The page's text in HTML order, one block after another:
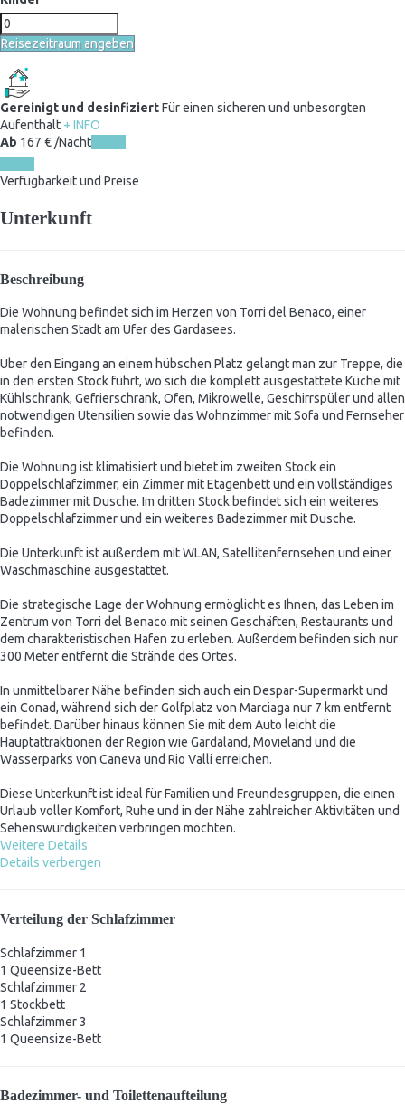
Reisezeitraum angeben
Gereinigt und desinfiziertFür einen sicheren und unbesorgten
Aufenthalt + INFO
Ab 167 € /Nacht
Verfügbarkeit und Preise
Unterkunft
Beschreibung
Die Wohnung befindet sich im Herzen von Torri del Benaco, einer
malerischen Stadt am Ufer des Gardasees.
Über den Eingang an einem hübschen Platz gelangt man zur Treppe, die
in den ersten Stock führt, wo sich die komplett ausgestattete Küche mit
Kühlschrank, Gefrierschrank, Ofen, Mikrowelle, Geschirrspüler und allen
notwendigen Utensilien sowie das Wohnzimmer mit Sofa und Fernseher
befinden.
Die Wohnung ist klimatisiert und bietet im zweiten Stock ein
Doppelschlafzimmer, ein Zimmer mit Etagenbett und ein vollständiges
Badezimmer mit Dusche. Im dritten Stock befindet sich ein weiteres
Doppelschlafzimmer und ein weiteres Badezimmer mit Dusche.
Die Unterkunft ist außerdem mit WLAN, Satellitenfernsehen und einer
Waschmaschine ausgestattet.
Die strategische Lage der Wohnung ermöglicht es Ihnen, das Leben im
Zentrum von Torri del Benaco mit seinen Geschäften, Restaurants und
dem charakteristischen Hafen zu erleben. Außerdem befinden sich nur
300 Meter entfernt die Strände des Ortes.
In unmittelbarer Nähe befinden sich auch ein Despar-Supermarkt und
ein Conad, während sich der Golfplatz von Marciaga nur 7 km entfernt
befindet. Darüber hinaus können Sie mit dem Auto leicht die
Hauptattraktionen der Region wie Gardaland, Movieland und die
Wasserparks von Caneva und Rio Valli erreichen.
Diese Unterkunft ist ideal für Familien und Freundesgruppen, die einen
Urlaub voller Komfort, Ruhe und in der Nähe zahlreicher Aktivitäten und
Sehenswürdigkeiten verbringen möchten.
Weitere Details
Details verbergen
Verteilung der Schlafzimmer
Schlafzimmer 1
1 Queensize-Bett
Schlafzimmer 2
1 Stockbett
Schlafzimmer 3
1 Queensize-Bett
Badezimmer- und Toilettenaufteilung